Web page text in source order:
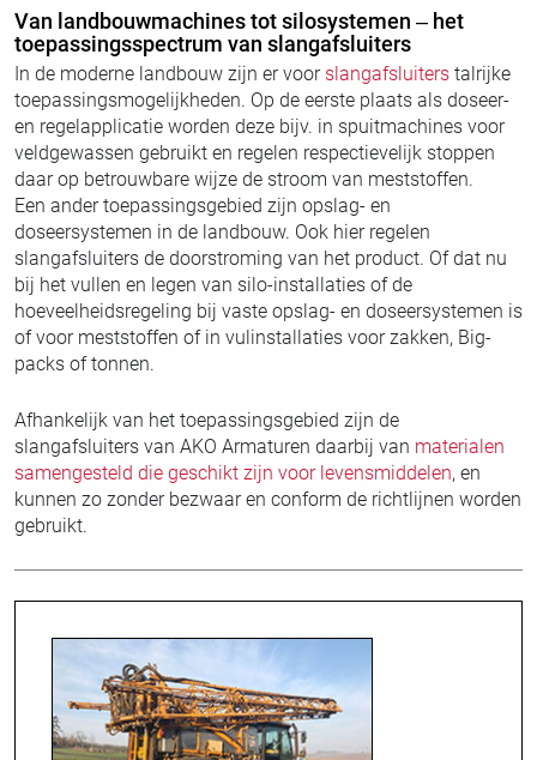
Van landbouwmachines tot silosystemen – het
toepassingsspectrum van slangafsluiters
In de moderne landbouw zijn er voor slangafsluiters talrijke
toepassingsmogelijkheden. Op de eerste plaats als doseer-
en regelapplicatie worden deze bijv. in spuitmachines voor
veldgewassen gebruikt en regelen respectievelijk stoppen
daar op betrouwbare wijze de stroom van meststoffen.
Een ander toepassingsgebied zijn opslag- en
doseersystemen in de landbouw. Ook hier regelen
slangafsluiters de doorstroming van het product. Of dat nu
bij het vullen en legen van silo-installaties of de
hoeveelheidsregeling bij vaste opslag- en doseersystemen is
of voor meststoffen of in vulinstallaties voor zakken, Big-
packs of tonnen.
Afhankelijk van het toepassingsgebied zijn de
slangafsluiters van AKO Armaturen daarbij van materialen
samengesteld die geschikt zijn voor levensmiddelen, en
kunnen zo zonder bezwaar en conform de richtlijnen worden
gebruikt.